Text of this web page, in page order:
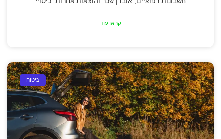
קראו עוד
ביטוח